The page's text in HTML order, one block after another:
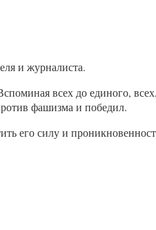
и журналиста.
всех до единого, всех,
фашизма и победил.
его силу и